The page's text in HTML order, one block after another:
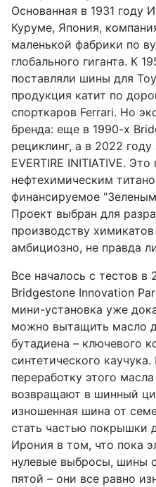
Основанная в 1931 году
Куруме, Япония,
маленькой фабрики по
глобального гиганта. К
поставляли шины для
продукция катит по
спорткаров Ferrari. Но
бренда: еще в 1990-х
рециклинг, а в 2022
EVERTIRE INITIATIVE.
нефтехимическим
финансируемое
Проект выбран для
производству
амбициозно, не правда
Все началось с тестов в
Bridgestone Innovation
мини-установка уже
можно вытащить масло
бутадиена – ключевого
синтетического каучука.
переработку этого
возвращают в шинный
изношенная шина от
стать частью покрышки
Ирония в том, что пока
нулевые выбросы, шины
пятой – они все равно